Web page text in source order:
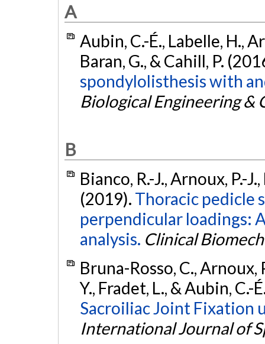
A
Aubin, C.-É., Labelle, H.,
Baran, G., & Cahill, P.
spondylolisthesis with
Biological Engineering &
B
Bianco, R.-J., Arnoux, P.-
(2019). Thoracic pedicle
perpendicular loadings:
analysis. Clinical
Bruna-Rosso, C., Arnoux,
Y., Fradet, L., & Aubin, C.-
Sacroiliac Joint Fixation
International Journal of